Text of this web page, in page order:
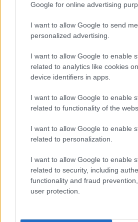
Google for online advertising
I want to allow Google to send me
personalized advertising.
I want to allow Google to enable
related to analytics like cookies
device identifiers in apps.
I want to allow Google to enable
related to functionality of the
I want to allow Google to enable
related to personalization.
I want to allow Google to enable
related to security, including
functionality and fraud
user protection.
Pridajte túto surovinu do
hotelov poznali už naše